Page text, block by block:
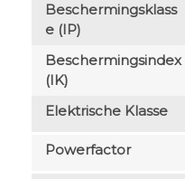
Beschermingsklass
E (IP)
Beschermingsindex
(IK)
Elektrische Klasse
Powerfactor